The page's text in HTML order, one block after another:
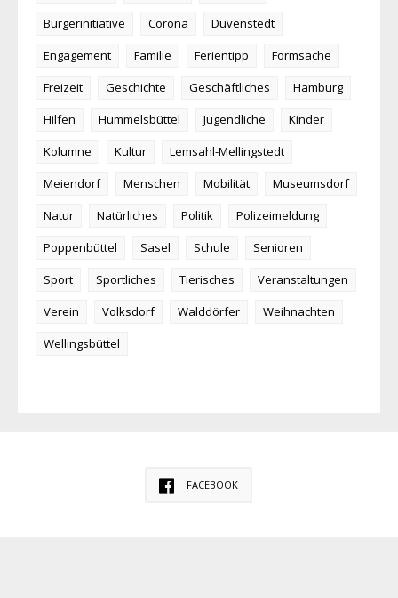
Bürgerinitiative
Corona
Duvenstedt
Engagement
Familie Ferientipp
Formsache
Freizeit
Geschichte Geschäftliches
Hamburg
Hilfen
Hummelsbüttel Jugendliche
Kinder
Kolumne
Kultur
Lemsahl-Mellingstedt
Meiendorf
Menschen Mobilität
Museumsdorf
Natur
Natürliches Politik
Polizeimeldung
Poppenbüttel
Sasel Schule
Senioren
Sport
Sportliches Tierisches
Veranstaltungen
Verein
Volksdorf Walddörfer
Weihnachten
Wellingsbüttel
FACEBOOK